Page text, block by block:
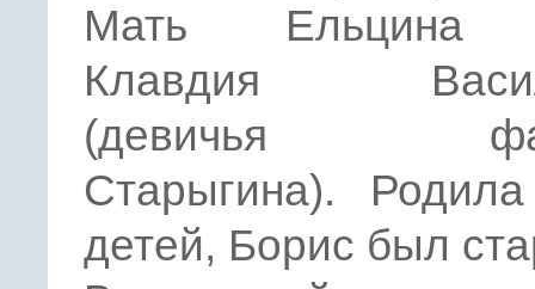
Мать Ельцина
Клавдия
(девичья
Старыгина).
детей, Борис был